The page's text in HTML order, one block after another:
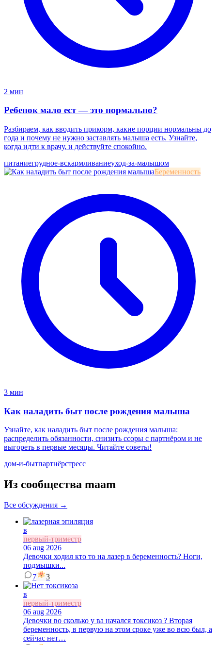
2 мин
Ребенок мало ест — это нормально?
Разбираем, как вводить прикорм, какие порции нормальны до
года и почему не нужно заставлять малыша есть. Узнайте,
когда идти к врачу, и действуйте спокойно.
питаниегрудное-вскармливаниеуход-за-малышом
Беременность
3 мин
Как наладить быт после рождения малыша
Узнайте, как наладить быт после рождения малыша:
распределить обязанности, снизить ссоры с партнёром и не
выгореть в первые месяцы. Читайте советы!
дом-и-бытпартнёрстресс
Из сообщества maam
Все обсуждения →
в
первый-триместр
06 aug 2026
Девочки ходил кто то на лазер в беременность? Ноги,
подмышки...
7
3
в
первый-триместр
06 aug 2026
Девочки во сколько у ва начался токсикоз ? Вторая
беременность, в первую на этом сроке уже во всю был, а
сейчас нет…